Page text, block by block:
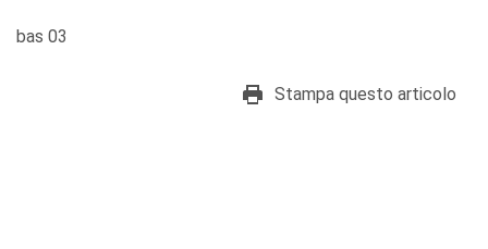
bas 03
Stampa questo articolo